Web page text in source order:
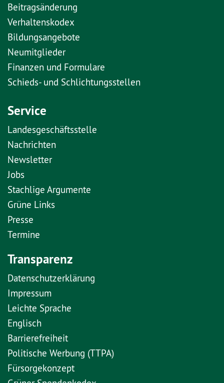
Beitragsänderung
Verhaltenskodex
Bildungsangebote
Neumitglieder
Finanzen und Formulare
Schieds- und Schlichtungsstellen
Service
Landesgeschäftsstelle
Nachrichten
Newsletter
Jobs
Stachlige Argumente
Grüne Links
Presse
Termine
Transparenz
Datenschutzerklärung
Impressum
Leichte Sprache
Englisch
Barrierefreiheit
Politische Werbung (TTPA)
Fürsorgekonzept